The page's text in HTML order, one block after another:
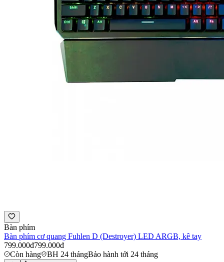
Bàn phím
Bàn phím cơ quang Fuhlen D (Destroyer) LED ARGB, kê tay
799.000đ799.000đ
Còn hàng
BH 24 thángBảo hành tới 24 tháng